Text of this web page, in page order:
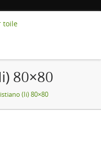
toile
80×80
(ii) 80×80